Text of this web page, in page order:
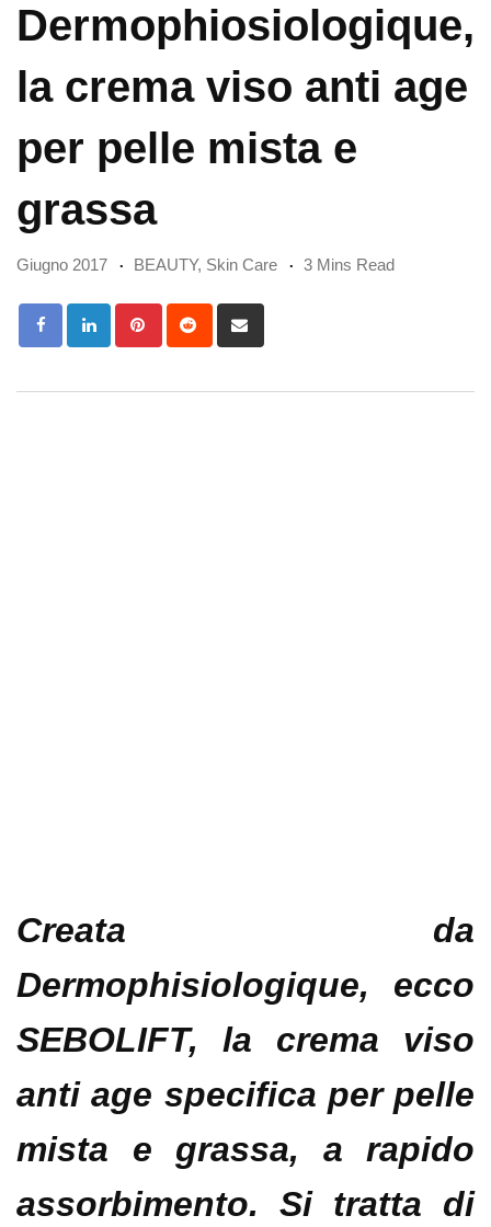
Dermophiosiologique,
la crema viso anti age
per pelle mista e
grassa
Giugno 2017 BEAUTY, Skin Care 3 Mins Read
PinterestReddit
via
Creata da
Dermophisiologique, ecco
SEBOLIFT, la crema viso
anti age specifica per pelle
mista e grassa, a rapido
assorbimento. Si tratta di